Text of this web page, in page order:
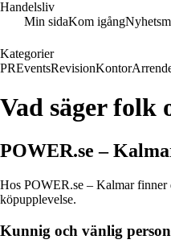
Handelsliv
Min sidaKom igång
Kategorier
PREventsRevisionKontor
Vad säger folk
POWER.se –
Hos POWER.se – Kalmar finner
köpupplevelse.
Kunnig och vänlig